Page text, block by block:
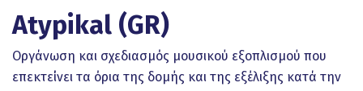
Atypikal (GR)
Οργάνωση και σχεδιασμός μουσικού εξοπλισμού που
επεκτείνει τα όρια της δομής και της εξέλιξης κατά την